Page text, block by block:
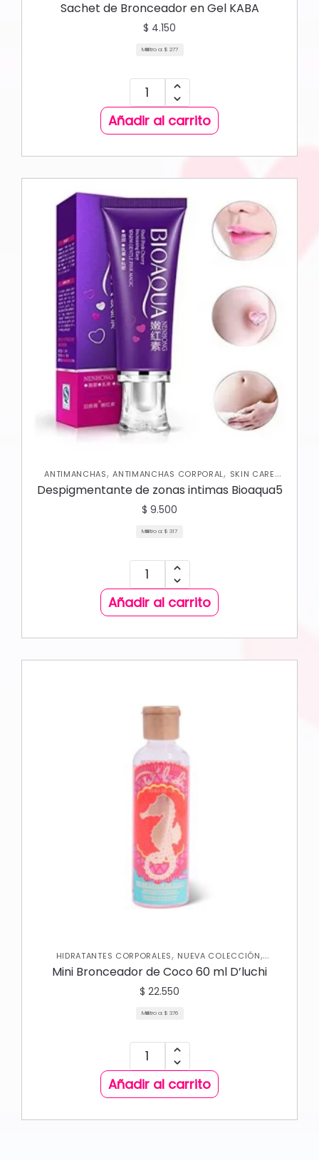
CARE CORPORAL
Sachet de Bronceador en Gel KABA
$ 4.150
Mililitro a: $ 277
Añadir al carrito
ANTIMANCHAS,ANTIMANCHAS CORPORAL, SKIN CARE
CORPORAL, SKIN CARE FACIAL
Despigmentante de zonas intimas Bioaqua5
$ 9.500
Mililitro a: $ 317
Añadir al carrito
HIDRATANTES CORPORALES, NUEVA COLECCIÓN,
PROTECTOR SOLAR , SKIN CARE CORPORAL
Mini Bronceador de Coco 60 ml D’luchi
$ 22.550
Mililitro a: $ 376
Añadir al carrito